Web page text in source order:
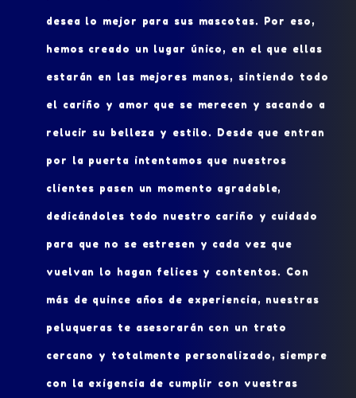
desea lo mejor para sus mascotas. Por eso,
hemos creado un lugar único, en el que ellas
estarán en las mejores manos, sintiendo todo
el cariño y amor que se merecen y sacando a
relucir su belleza y estilo. Desde que entran
por la puerta intentamos que nuestros
clientes pasen un momento agradable,
dedicándoles todo nuestro cariño y cuidado
para que no se estresen y cada vez que
vuelvan lo hagan felices y contentos. Con
más de quince años de experiencia, nuestras
peluqueras te asesorarán con un trato
cercano y totalmente personalizado, siempre
con la exigencia de cumplir con vuestras